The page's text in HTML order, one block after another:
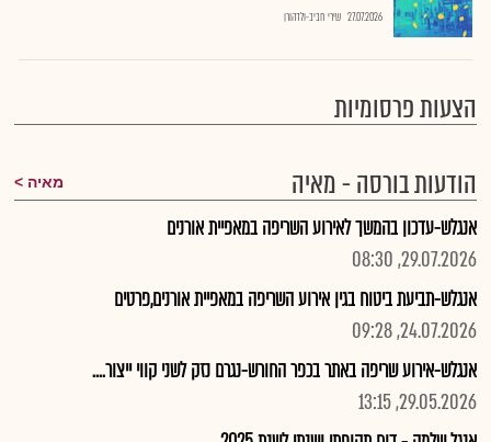
27.07.2026 שירי חביב-ולדהורן
הצעות פרסומיות
הודעות בורסה - מאיה
מאיה
אנגלש-עדכון בהמשך לאירוע השריפה במאפיית אורנים
29.07.2026, 08:30
אנגלש-תביעת ביטוח בגין אירוע השריפה במאפיית אורנים,פרטים
24.07.2026, 09:28
אנגלש-אירוע שריפה באתר בכפר החורש-נגרם נזק לשני קווי ייצור....
29.05.2026, 13:15